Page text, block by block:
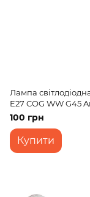
Лампа
E27 COG WW G45
220V
100 грн
Купити